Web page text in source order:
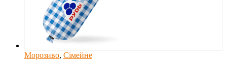
Морозиво, Сімейне